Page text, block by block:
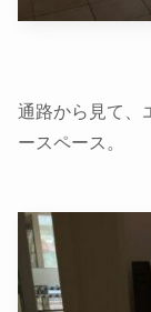
通路から見て、
ースペース。